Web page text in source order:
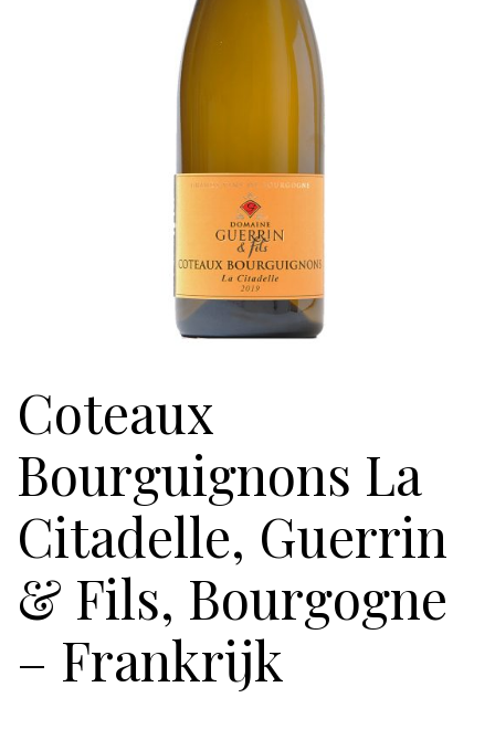
Coteaux
Bourguignons La
Citadelle, Guerrin
& Fils, Bourgogne
– Frankrijk